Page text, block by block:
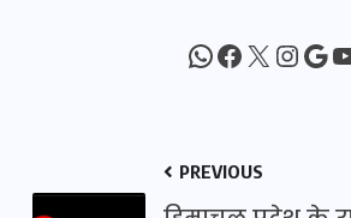
WhatsApp
Facebook
X
PREVIOUS